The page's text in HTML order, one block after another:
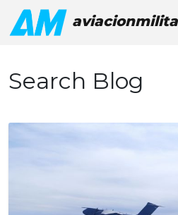
Search Blog